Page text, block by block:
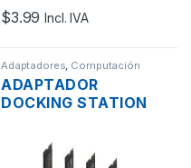
$3.99 Incl. IVA
Adaptadores Computación
ADAPTADOR
DOCKING STATION
C/USB 3.0 4 BAHIAS
M.2 SATA/NVME SSD